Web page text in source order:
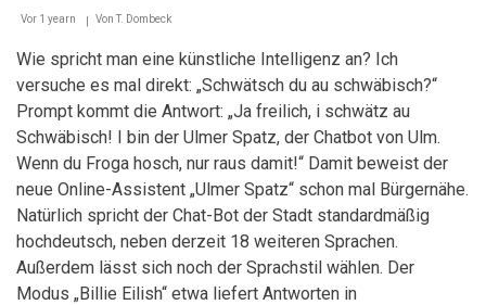
Vor 1 yearn VonT. Dombeck
Wie spricht man eine künstliche Intelligenz an? Ich
versuche es mal direkt: „Schwätsch du au schwäbisch?“
Prompt kommt die Antwort: „Ja freilich, i schwätz au
Schwäbisch! I bin der Ulmer Spatz, der Chatbot von Ulm.
Wenn du Froga hosch, nur raus damit!“ Damit beweist der
neue Online-Assistent „Ulmer Spatz“ schon mal Bürgernähe.
Natürlich spricht der Chat-Bot der Stadt standardmäßig
hochdeutsch, neben derzeit 18 weiteren Sprachen.
Außerdem lässt sich noch der Sprachstil wählen. Der
Modus „Billie Eilish“ etwa liefert Antworten in